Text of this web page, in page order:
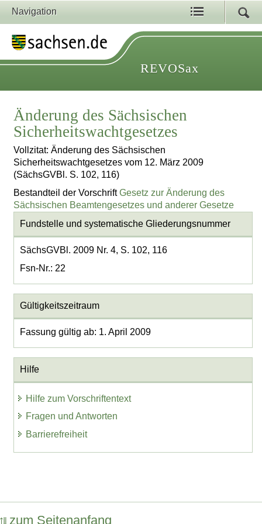
Navigation
REVOSax
Änderung des Sächsischen
Sicherheitswachtgesetzes
Vollzitat: Änderung des Sächsischen
Sicherheitswachtgesetzes vom 12. März 2009
(SächsGVBl. S. 102, 116)
Bestandteil der VorschriftGesetz zur Änderung des
Sächsischen Beamtengesetzes und anderer Gesetze
Fundstelle und systematische Gliederungsnummer
SächsGVBl. 2009 Nr. 4, S. 102, 116
Fsn-Nr.: 22
Gültigkeitszeitraum
Fassung gültig ab: 1. April 2009
Hilfe
Hilfe zum Vorschriftentext
Fragen und Antworten
Barrierefreiheit
zum Seitenanfang